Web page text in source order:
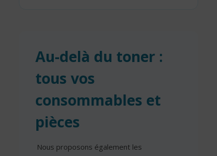
Au-delà du toner :
tous vos
consommables et
pièces
Nous proposons également les